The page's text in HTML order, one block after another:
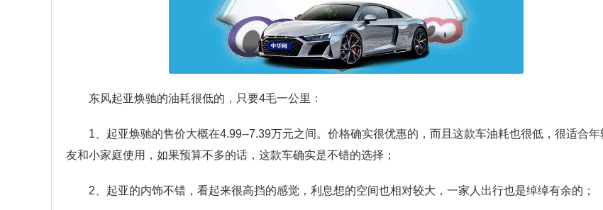
东风起亚焕驰的油耗很低的，只要4毛一公里：
1、起亚焕驰的售价大概在4.99--7.39万元之间。价格确实很优惠的，而且这款车油耗也很低，很适合年
友和小家庭使用，如果预算不多的话，这款车确实是不错的选择；
2、起亚的内饰不错，看起来很高挡的感觉，利息想的空间也相对较大，一家人出行也是绰绰有余的；